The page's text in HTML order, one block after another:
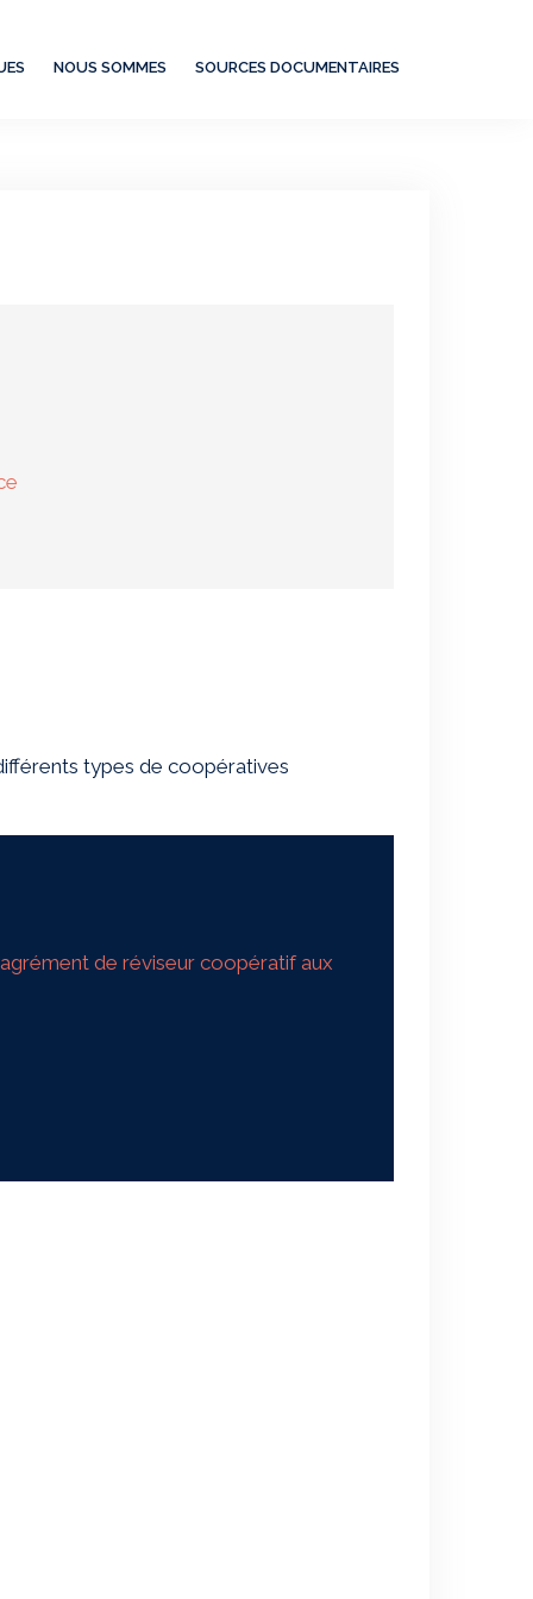
NOUS SOMMES SOURCES DOCUMENTAIRES
types de coopératives
de réviseur coopératif aux